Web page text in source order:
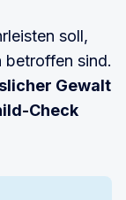
soll,
betroffen sind.
Gewalt
Check